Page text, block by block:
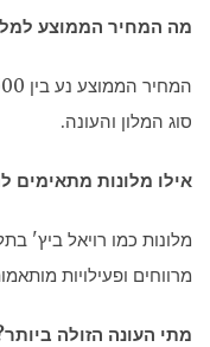
מה המחיר הממוצע
סוג המלון והעונה.
אילו מלונות מתאימים
מלונות כמו רויאל ביץ'
מרווחים ופעילויות
מתי העונה הזולה ביותר?